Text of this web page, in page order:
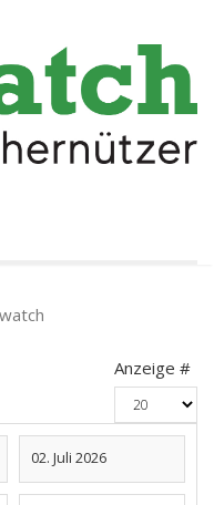
Anzeige #
02. Juli 2026